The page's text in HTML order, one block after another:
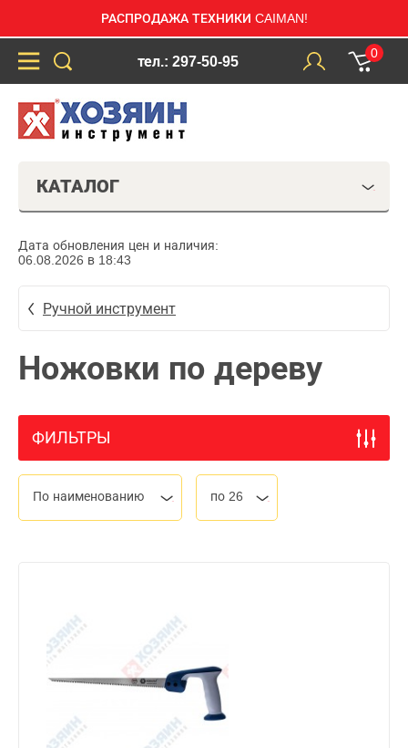
РАСПРОДАЖА ТЕХНИКИ CAIMAN!
тел.: 297-50-95
0
КАТАЛОГ
Дата обновления цен и наличия:
06.08.2026 в 18:43
Ручной инструмент
Ножовки по дереву
ФИЛЬТРЫ
По наименованию по 26